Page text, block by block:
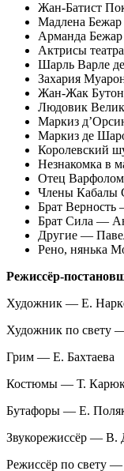
Жан-Батист
Мадлена
Арманда
Актрисы
Шарль Варле
Захария
Жан-Жак
Людовик
Маркиз
Маркиз де
Королевский
Незнакомка в
Отец
Члены Кабалы
Брат
Брат Сила —
Другие —
Рено, нянька
Режиссёр-
Художник — Е.
Художник по свету
Грим — Е. Бахтаева
Костюмы — Т.
Бутафоры — Е.
Звукорежиссёр — В.
Режиссёр по свету